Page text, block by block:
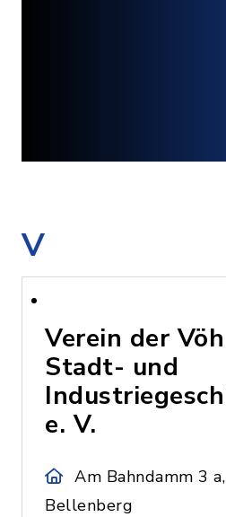
V
Verein der
Stadt- und
e. V.
Am Bahndamm 3
Bellenberg